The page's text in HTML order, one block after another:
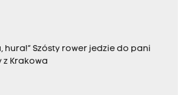
hura!” Szósty rower jedzie do pani
z Krakowa